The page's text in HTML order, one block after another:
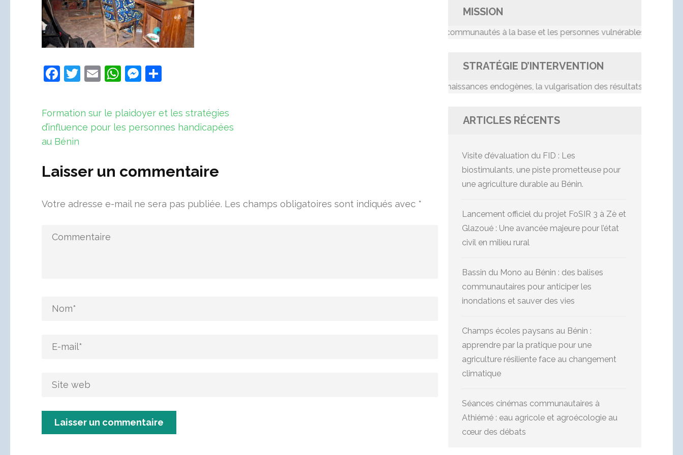
Facebook
Twitter
EmailWhatsApp
Messenger
Navigation
de
l’article
Formation sur le plaidoyer et les stratégies
d’influence pour les personnes handicapées
au Bénin
Laisser un commentaire
Votre adresse e-mail ne sera pas publiée. Les champs obligatoires sont indiqués avec *
MISSION
Accompagner les communautés à la base et les personnes vulnérables dans le
STRATÉGIE D’INTERVENTION
La valorisation des connaissances endogènes, la vulgarisation des résultats de
ARTICLES RÉCENTS
Visite d’évaluation du FID : Les
biostimulants, une piste prometteuse pour
une agriculture durable au Bénin.
Lancement officiel du projet FoSIR 3 à Zè et
Glazoué : Une avancée majeure pour l’état
civil en milieu rural
Bassin du Mono au Bénin : des balises
communautaires pour anticiper les
inondations et sauver des vies
Champs écoles paysans au Bénin :
apprendre par la pratique pour une
agriculture résiliente face au changement
climatique
Séances cinémas communautaires à
Athiémé : eau agricole et agroécologie au
cœur des débats